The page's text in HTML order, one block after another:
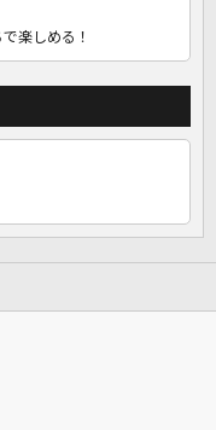
楽しめる！